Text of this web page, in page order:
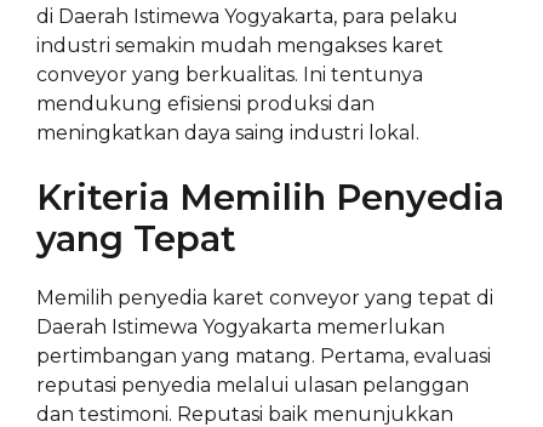
di Daerah Istimewa Yogyakarta, para pelaku
industri semakin mudah mengakses karet
conveyor yang berkualitas. Ini tentunya
mendukung efisiensi produksi dan
meningkatkan daya saing industri lokal.
Kriteria Memilih Penyedia
yang Tepat
Memilih penyedia karet conveyor yang tepat di
Daerah Istimewa Yogyakarta memerlukan
pertimbangan yang matang. Pertama, evaluasi
reputasi penyedia melalui ulasan pelanggan
dan testimoni. Reputasi baik menunjukkan